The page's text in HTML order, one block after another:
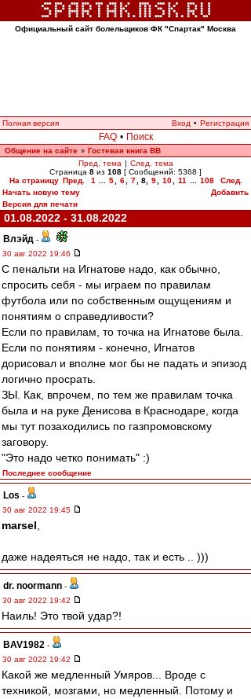
Официальный сайт болельщиков ФК "Спартак" Москва
Полная версия Вход • Регистрация
FAQ • Поиск
Общение на сайте » Гостевая книга ВВ
Пред. тема | След. тема
Страница 8 из 108 [ Сообщений: 5368 ]
На страницу Пред. 1 5 6 7 8, 9 10 11 108
След.
Начать новую тему
Добавить
Версия для печати
01.08.2022 - 31.08.2022
Влэйд -
30 авг 2022 19:46
С пенальти на Игнатове надо, как обычно,
спросить себя - мы играем по правилам
футбола или по собственным ощущениям и
понятиям о справедливости?
Если по правилам, то точка на Игнатове была.
Если по понятиям - конечно, Игнатов
дорисовал и вполне мог бы не падать и эпизод
логично просрать.
ЗЫ. Как, впрочем, по тем же правилам точка
была и на руке Денисова в Краснодаре, когда
мы тут позаходились по газпромовскому
заговору.
"Это надо четко понимать" :)
Последнее сообщение
Los -
30 авг 2022 19:45
marsel
даже надеяться не надо, так и есть .. )))
dr. noormann -
30 авг 2022 19:42
Наиль! Это твой удар?!
BAV1982 -
30 авг 2022 19:42
Какой же медленный Умяров... Вроде с
техникой, мозгами, но медленный. Потому и